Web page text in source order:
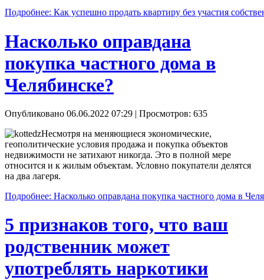
Подробнее: Как успешно продать квартиру без участия
Насколько оправдана
покупка частного дома в
Челябинске?
Опубликовано 06.06.2022 07:29 | Просмотров: 635
Несмотря на меняющиеся экономические,
геополитические условия продажа и покупка объектов
недвижимости не затихают никогда. Это в полной мере
относится и к жилым объектам. Условно покупатели делятся
на два лагеря.
Подробнее: Насколько оправдана покупка частного дома в
5 признаков того, что ваш
родственник может
употреблять наркотики